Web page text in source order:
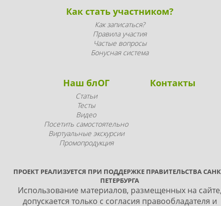
Как стать участником?
Как записаться?
Правила участия
Частые вопросы
Бонусная система
Наш блОГ
Статьи
Тесты
Видео
Посетить самостоятельно
Виртуальные экскурсии
Промопродукция
Контакты
ПРОЕКТ РЕАЛИЗУЕТСЯ ПРИ ПОДДЕРЖКЕ ПРАВИТЕЛЬСТВА
ПЕТЕРБУРГА
Использование материалов, размещенных на
допускается только с согласия правообладателя и